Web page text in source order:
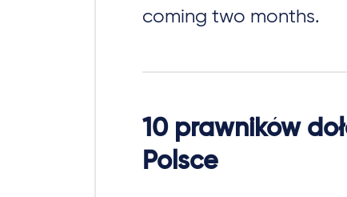
coming two months.
10 prawników
Polsce